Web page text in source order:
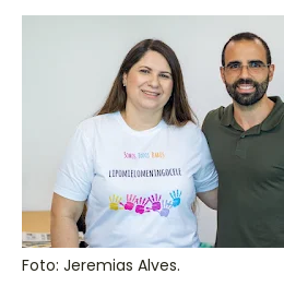
Foto: Jeremias Alves.